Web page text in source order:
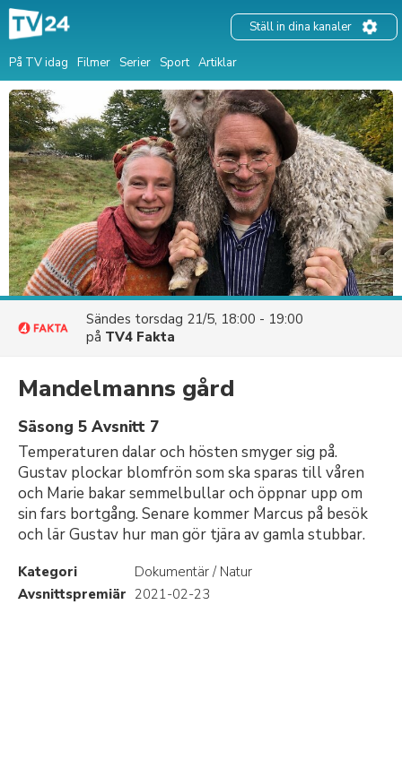
På TV idag Filmer Serier Sport Artiklar
Ställ in dina kanaler
Sändes torsdag 21/5, 18:00 - 19:00
på TV4 Fakta
Mandelmanns gård
Säsong 5 Avsnitt 7
Temperaturen dalar och hösten smyger sig på.
Gustav plockar blomfrön som ska sparas till våren
och Marie bakar semmelbullar och öppnar upp om
sin fars bortgång. Senare kommer Marcus på besök
och lär Gustav hur man gör tjära av gamla stubbar.
Kategori
Dokumentär / Natur
Avsnittspremiär 2021-02-23